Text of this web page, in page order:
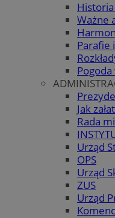
Ważne
Parafie
Jak
Rada
Urząd
OPS
Urząd
ZUS
Urząd